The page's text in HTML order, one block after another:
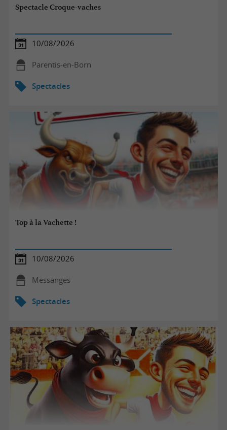
Spectacle Croque-vaches
10/08/2026
Parentis-en-Born
Spectacles
Top à la Vachette !
10/08/2026
Messanges
Spectacles